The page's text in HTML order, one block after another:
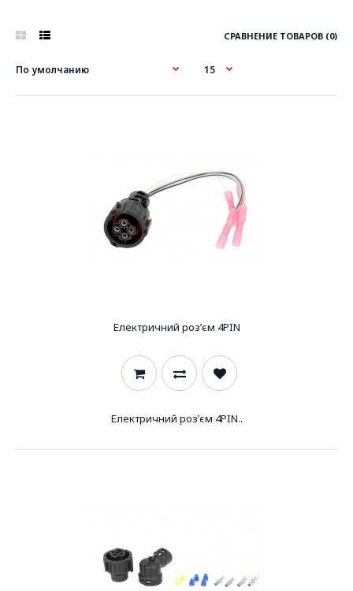
СРАВНЕНИЕ ТОВАРОВ (0)
Електричний роз’єм 4PIN
Електричний роз’єм 4PIN..